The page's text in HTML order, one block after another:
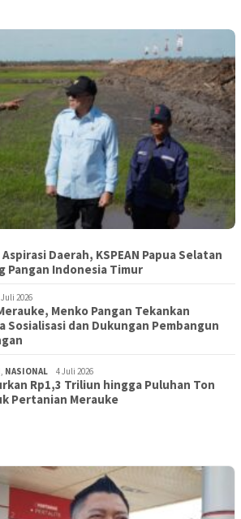
Daerah, KSPEAN Papua Selatan
Pangan Indonesia Timur
Juli 2026
Menko Pangan Tekankan
Sosialisasi dan Dukungan Pembangun
NASIONAL 4 Juli 2026
Rp1,3 Triliun hingga Puluhan Ton
Pertanian Merauke